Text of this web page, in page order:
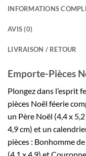
INFORMATIONS
AVIS (0)
LIVRAISON / RETOUR
Emporte-Pièces
Plongez dans l’esprit
pièces Noël féerie
un Père Noël (4,4 x
4,9 cm) et un
pièces : Bonhomme